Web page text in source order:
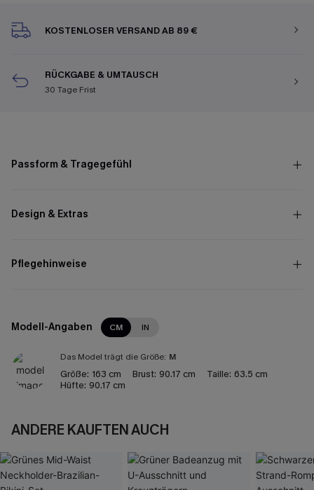
KOSTENLOSER VERSAND AB 89 €
RÜCKGABE & UMTAUSCH
30 Tage Frist
Passform & Tragegefühl
Design & Extras
Pflegehinweise
Modell-Angaben CM IN
Das Model trägt die Größe: M
Größe: 163 cm Brust: 90.17 cm Taille: 63.5 cm
Hüfte: 90.17 cm
ANDERE KAUFTEN AUCH